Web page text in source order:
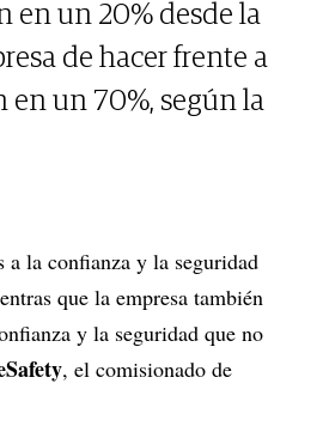
en un 20% desde la
de hacer frente a
en un 70%, según la
la confianza y la seguridad
que la empresa también
y la seguridad que no
, el comisionado de